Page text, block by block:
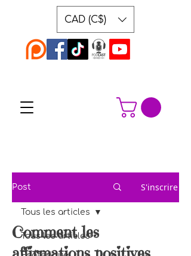
CAD (C$)
Post S'inscrire
Tous les articles
Tous les articles
Comment les